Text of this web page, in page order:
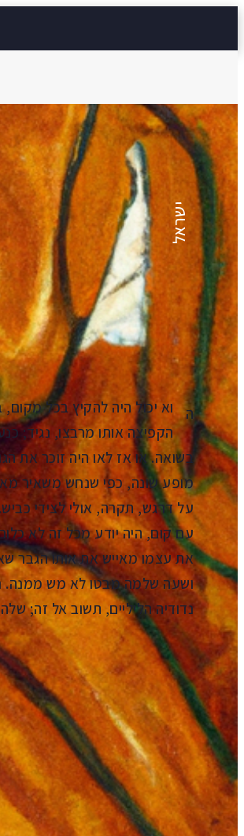
ישראל
יהודה י. א.
נְדוּדֵי
0 דק'
Aa
ה
וא יכול היה להקיץ בכל
הקפיצה אותו מרבצו, נגיד;
בשואה. או אז לאו היה זוכר את
מופע שונה, כפי שנחש משאיר
על דרגש, תקרה, אולי לצידי
עם קום, היה יודע מכל זה לא
את עצמו מאייש את אותו הגבר
ושעה שלמה מבטו לא מש ממנה.
נדודיה הליליים, תשוב אל זה;